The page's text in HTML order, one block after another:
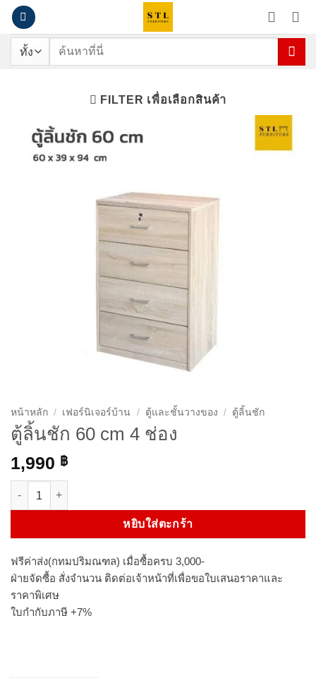
ข้าม
เนื้อหา
ค้นหา:
FILTER เพื่อเลือกสินค้า
หน้าหลัก / เฟอร์นิเจอร์บ้าน / ตู้และชั้นวางของ / ตู้ลิ้นชัก
ตู้ลิ้นชัก 60 cm 4 ช่อง
1,990 ฿
หยิบใส่ตะกร้า
ฟรีค่าส่ง(กทมปริมณฑล) เมื่อซื้อครบ 3,000-
ฝ่ายจัดซื้อ สั่งจำนวน ติดต่อเจ้าหน้าที่เพื่อขอใบเสนอราคาและ
ราคาพิเศษ
ใบกำกับภาษี +7%